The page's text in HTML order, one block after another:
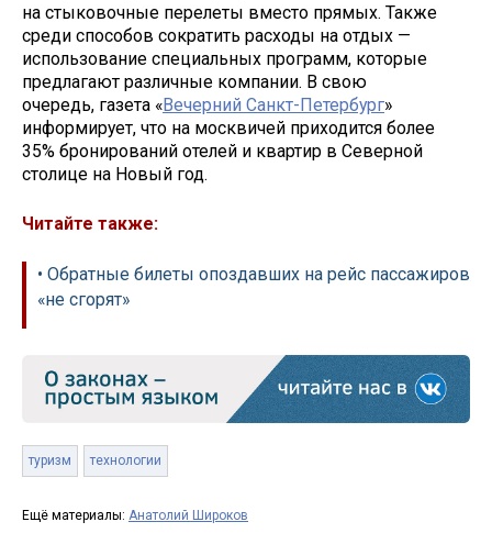
на стыковочные перелеты вместо прямых. Также
среди способов сократить расходы на отдых —
использование специальных программ, которые
предлагают различные компании. В свою
очередь, газета «Вечерний Санкт-Петербург»
информирует, что на москвичей приходится более
35% бронирований отелей и квартир в Северной
столице на Новый год.
Читайте также:
• Обратные билеты опоздавших на рейс пассажиров
«не сгорят»
туризм технологии
Ещё материалы: Анатолий Широков